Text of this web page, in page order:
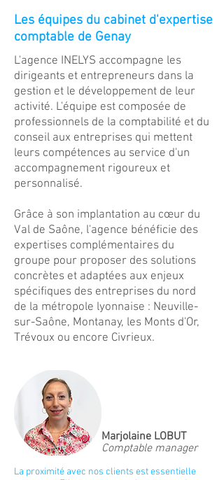
Les équipes du cabinet d'expertise
comptable de Genay
L'agence INELYS accompagne les
dirigeants et entrepreneurs dans la
gestion et le développement de leur
activité. L'équipe est composée de
professionnels de la comptabilité et du
conseil aux entreprises qui mettent
leurs compétences au service d'un
accompagnement rigoureux et
personnalisé.
Grâce à son implantation au cœur du
Val de Saône, l'agence bénéficie des
expertises complémentaires du
groupe pour proposer des solutions
concrètes et adaptées aux enjeux
spécifiques des entreprises du nord
de la métropole lyonnaise : Neuville-
sur-Saône, Montanay, les Monts d'Or,
Trévoux ou encore Civrieux.
Marjolaine LOBUT
Comptable manager
La proximité avec nos clients est essentielle